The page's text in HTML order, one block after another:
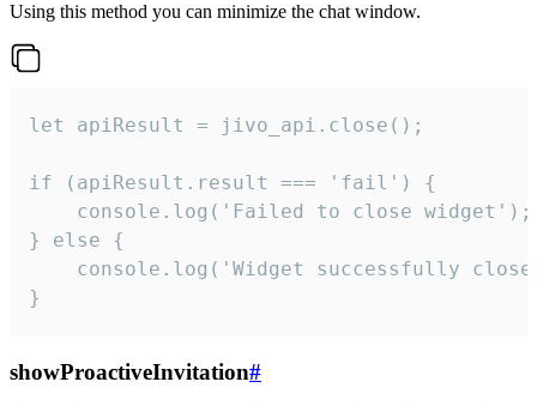
Using this method you can minimize the chat window.
let apiResult = jivo_api.close();
if (apiResult.result === 'fail') {
    console.log('Failed to close widget');
} else {
console.log('Widget successfully
}
showProactiveInvitation#